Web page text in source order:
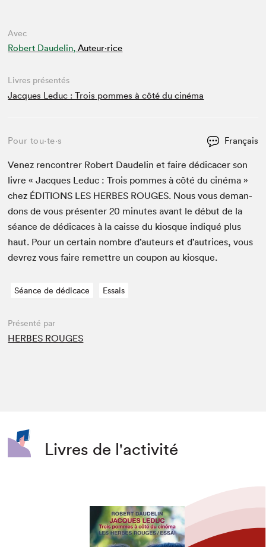
Avec
Robert Daudelin, Auteur·rice
Livres présentés
Jacques Leduc : Trois pommes à côté du cinéma
Pour tou⋅te⋅s Français
Venez ren­con­tr­er Robert Daudelin et faire dédi­cac­er son
livre « Jacques Leduc : Trois pommes à côté du ciné­ma »
chez ÉDI­TIONS LES HERBES ROUGES. Nous vous deman­
dons de vous présen­ter20 min­utes avant le début de la
séance de dédi­caces à la caisse du kiosque indiqué plus
haut. Pour un cer­tain nom­bre d’auteurs et d’autrices, vous
devrez vous faire remet­tre un coupon au kiosque.
Séance de dédicace Essais
Présenté par
HERBES ROUGES
Livres de l'activité